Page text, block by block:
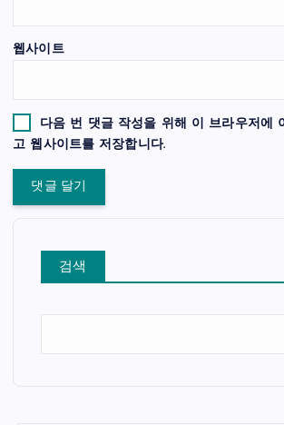
웹사이트
다음 번 댓글 작성을 위해 이 브라우저에
고 웹사이트를 저장합니다.
검색